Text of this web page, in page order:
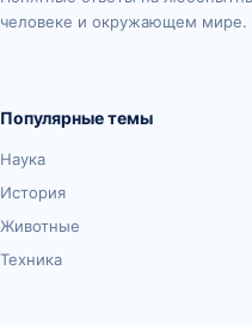
человеке и окружающем мире.
Популярные темы
Наука
История
Животные
Техника